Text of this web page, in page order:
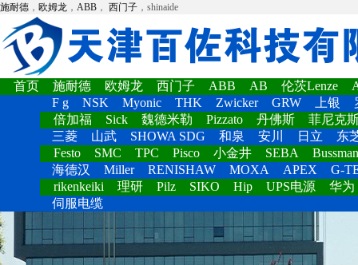
施耐德 ， 欧姆龙 ， ABB ， 西门子 ，shinaide
首页 施耐德 欧姆龙 西门子 ABB AB 伦茨Lenze
F g
NSK Myonic THK Zwicker GRW 上银
倍加福
Sick 魏德米勒 Pizzato 丹佛斯
菲尼克
三菱
山武 SHOWA SDG 和泉 安川 日立
东
Festo
SMC TPC Pisco 小金井 SEBA
海德汉
Miller RENISHAW MOXA APEX
G-
rikenkeiki
理研 Pilz SIKO Hip UPS电源
华为
伺服电缆